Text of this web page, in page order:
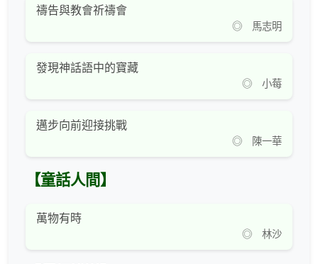
禱告與教會祈禱會
◎ 馬志明
發現神話語中的寶藏
◎ 小莓
邁步向前迎接挑戰
◎ 陳一華
【童話人間】
萬物有時
◎ 林沙